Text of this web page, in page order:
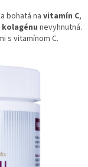
bohatá na vitamín C,
nevyhnutná.
s vitamínom C.